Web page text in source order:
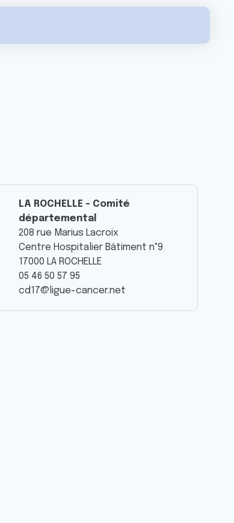
LA ROCHELLE - Comité
départemental
208 rue Marius Lacroix
Centre Hospitalier Bâtiment n°9
17000 LA ROCHELLE
05 46 50 57 95
cd17@ligue-cancer.net